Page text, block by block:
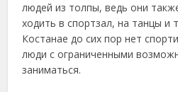
людей из толпы, ведь они
ходить в спортзал, на танцы и
Костанае до сих пор нет
люди с ограниченными
заниматься.